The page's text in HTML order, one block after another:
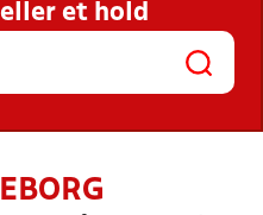
KLUBBER OG
et hold